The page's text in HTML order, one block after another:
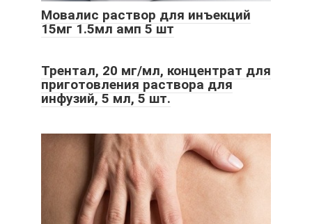
Мовалис раствор для инъекций
15мг 1.5мл амп 5 шт
Трентал, 20 мг/мл, концентрат для
приготовления раствора для
инфузий, 5 мл, 5 шт.